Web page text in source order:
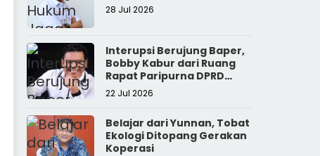
28 Jul 2026
Interupsi Berujung Baper,
Bobby Kabur dari Ruang
Rapat Paripurna DPRD
Sumut
22 Jul 2026
Belajar dari Yunnan, Tobat
Ekologi Ditopang Gerakan
Koperasi